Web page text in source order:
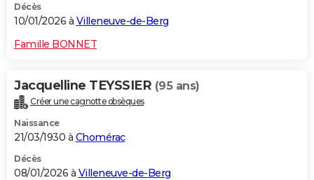
Décès
10/01/2026 à Villeneuve-de-Berg
Famille BONNET
Jacquelline TEYSSIER (95 ans)
Créer une cagnotte obsèques
Naissance
21/03/1930 à Chomérac
Décès
08/01/2026 à Villeneuve-de-Berg